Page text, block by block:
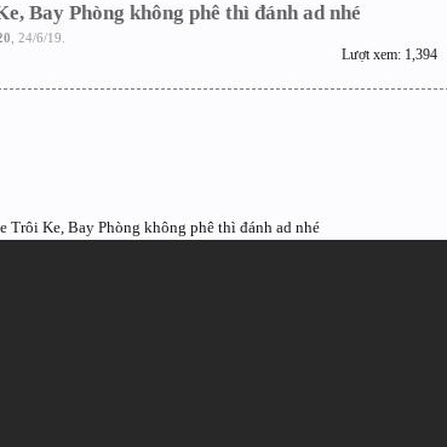
Bay Phòng không phê thì đánh ad nhé
24/6/19
Lượt xem: 1,394
Trôi Ke, Bay Phòng không phê thì đánh ad nhé